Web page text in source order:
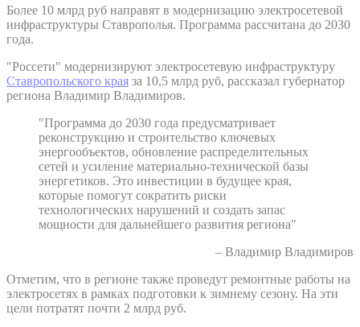
Более 10 млрд руб направят в модернизацию электросетевой
инфраструктуры Ставрополья. Программа рассчитана до 2030
года.
"Россети" модернизируют электросетевую инфраструктуру
Ставропольского края за 10,5 млрд руб, рассказал губернатор
региона Владимир Владимиров.
"Программа до 2030 года предусматривает
реконструкцию и строительство ключевых
энергообъектов, обновление распределительных
сетей и усиление материально-технической базы
энергетиков. Это инвестиции в будущее края,
которые помогут сократить риски
технологических нарушений и создать запас
мощности для дальнейшего развития региона"
– Владимир Владимиров
Отметим, что в регионе также проведут ремонтные работы на
электросетях в рамках подготовки к зимнему сезону. На эти
цели потратят почти 2 млрд руб.